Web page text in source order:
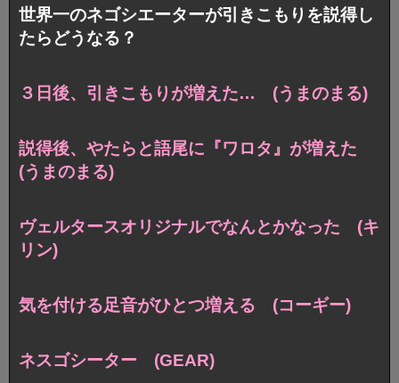
世界一のネゴシエーターが引きこもりを説得し
たらどうなる？
３日後、引きこもりが増えた… (うまのまる)
説得後、やたらと語尾に『ワロタ』が増えた
(うまのまる)
ヴェルタースオリジナルでなんとかなった (キ
リン)
気を付ける足音がひとつ増える (コーギー)
ネスゴシーター (GEAR)